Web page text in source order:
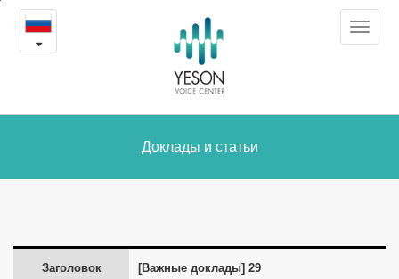
29
и
Toggle
Доклады и статьи
Заголовок [Важные доклады] 29